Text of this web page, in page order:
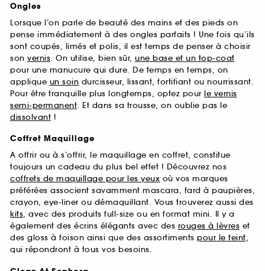
Ongles
Lorsque l’on parle de beauté des mains et des pieds on
pense immédiatement à des ongles parfaits ! Une fois qu’ils
sont coupés, limés et polis, il est temps de penser à choisir
son vernis. On utilise, bien sûr, une base et un top-coat
pour une manucure qui dure. De temps en temps, on
applique un soin durcisseur, lissant, fortifiant ou nourrissant.
Pour être tranquille plus longtemps, optez pour le vernis
semi-permanent. Et dans sa trousse, on oublie pas le
dissolvant !
Coffret Maquillage
A offrir ou à s’offrir, le maquillage en coffret, constitue
toujours un cadeau du plus bel effet ! Découvrez nos
coffrets de maquillage pour les yeux où vos marques
préférées associent savamment mascara, fard à paupières,
crayon, eye-liner ou démaquillant. Vous trouverez aussi des
kits, avec des produits full-size ou en format mini. Il y a
également des écrins élégants avec des rouges à lèvres et
des gloss à foison ainsi que des assortiments pour le teint,
qui répondront à tous vos besoins.